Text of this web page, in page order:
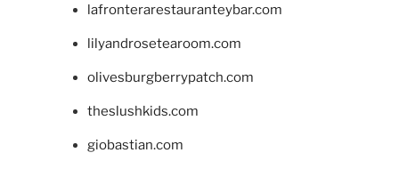
lafronterarestauranteybar.com
lilyandrosetearoom.com
olivesburgberrypatch.com
theslushkids.com
giobastian.com